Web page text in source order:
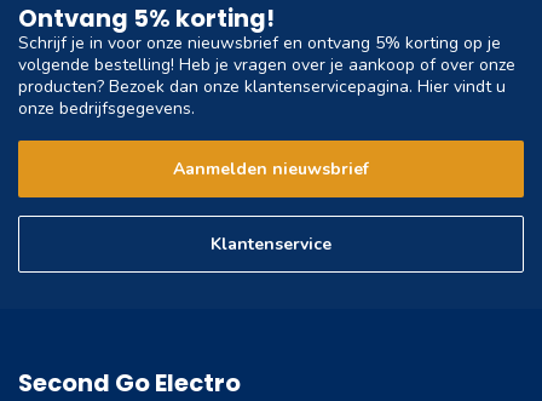
Ontvang 5% korting!
Schrijf je in voor onze nieuwsbrief en ontvang 5% korting op je
volgende bestelling! Heb je vragen over je aankoop of over onze
producten? Bezoek dan onze klantenservicepagina. Hier vindt u
onze bedrijfsgegevens.
Aanmelden nieuwsbrief
Klantenservice
Second Go Electro